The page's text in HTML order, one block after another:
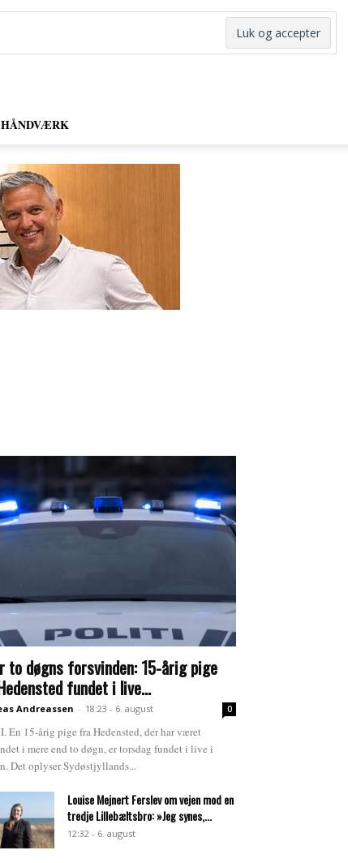
HÅNDVÆRK
to døgns forsvinden: 15-årig pige
fundet i live...
Andreassen - 18:23 - 6. august 0
En 15-årig pige fra Hedensted, der har været
i mere end to døgn, er torsdag fundet i live i
Det oplyser Sydøstjyllands...
Louise Mejnert Ferslev om vejen mod en
tredje Lillebæltsbro: »Jeg synes,...
12:32 - 6. august